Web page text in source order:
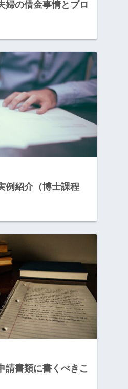
婦の借金事情とブロ
例紹介（博士課程
請書類に書くべきこ